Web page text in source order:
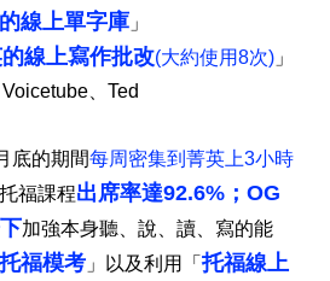
線上單字庫 」
線上寫作批改(大約使用8次) 」
、Ted
底的期間每周密集到菁英上3小時
福課程出席率達92.6%；OG
加強本身聽、說、讀、寫的能
托福模考 」以及利用「托福線上